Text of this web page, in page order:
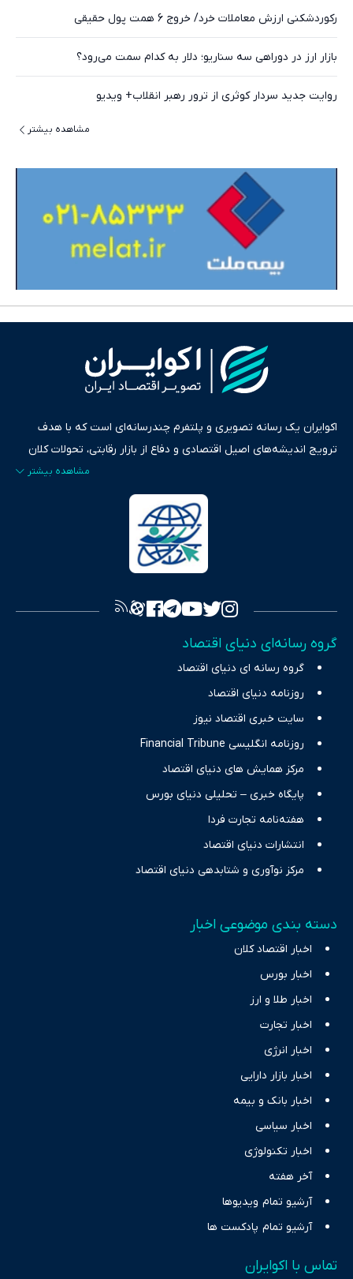
رکوردشکنی ارزش معاملات خرد/ خروج 6 همت پول حقیقی
بازار ارز در دوراهی سه سناریو؛ دلار به کدام سمت می‌رود؟
روایت جدید سردار کوثری از ترور رهبر انقلاب+ ویدیو
مشاهده بیشتر
اکوایران یک رسانه تصویری و پلتفرم چندرسانه‌ای است که با هدف
ترویج اندیشه‌های اصیل اقتصادی و دفاع از بازار رقابتی، تحولات کلان
ایران و جهان را در قالب‌های ویدیو، پادکست، متن و گزارش‌های تحلیلی
پایش می‌کند. این رسانه به عنوان منبعی دقیق و قابل اعتماد، فراتر از
اطلاع‌رسانی صرف، به تبیین سیاست‌ها و کارکردهای بازارهای مالی،
سرمایه‌گذاری، تجارت و حوزه‌های نوظهور می‌پردازد. اکوایران با پایبندی
به اصول «انصاف، امانت و صداقت»، بستری برای انعکاس آراء متنوع
تصویری شفاف از واقعیت‌های اقتصادی ارائه دهد. ما در اکوایران با
چالش‌های فقر و بیکاری را جست‌وجو کرده و در کنار تحلیل آمارها،
نیازهای خبری مخاطبان در حوزه‌های اثرگذار بر اقتصاد را با رویکردی
حرفه‌ای و روزآمد پوشش می‌دهیم.
گروه رسانه‌ای دنیای اقتصاد
گروه رسانه ای دنیای اقتصاد
روزنامه دنیای اقتصاد
سایت خبری اقتصاد نیوز
روزنامه انگلیسی Financial Tribune
مرکز همایش های دنیای اقتصاد
پایگاه خبری – تحلیلی دنیای بورس
هفته‌نامه تجارت فردا
انتشارات دنیای اقتصاد
مرکز نوآوری و شتابدهی دنیای اقتصاد
دسته بندی موضوعی اخبار
اخبار اقتصاد کلان
اخبار بورس
اخبار طلا و ارز
اخبار تجارت
اخبار انرژی
اخبار بازار دارایی
اخبار بانک و بیمه
اخبار سیاسی
اخبار تکنولوژی
آخر هفته
آرشیو تمام ویدیوها
آرشیو تمام پادکست ها
تماس با اکوایران